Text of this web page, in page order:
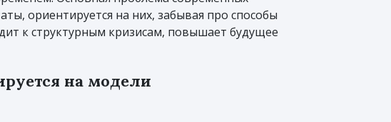
ориентируется на них, забывая про способы
к структурным кризисам, повышает будущее
на модели